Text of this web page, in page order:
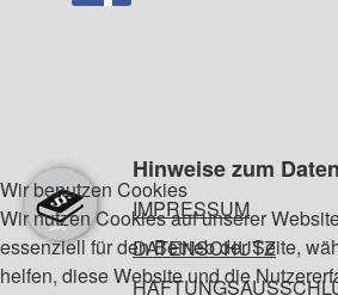
Hinweise zum
IMPRESSUM
DATENSCHUTZ
Wir benutzen Cookies
Wir nutzen Cookies auf unserer
essenziell für den Betrieb der Seite,
helfen, diese Website und die